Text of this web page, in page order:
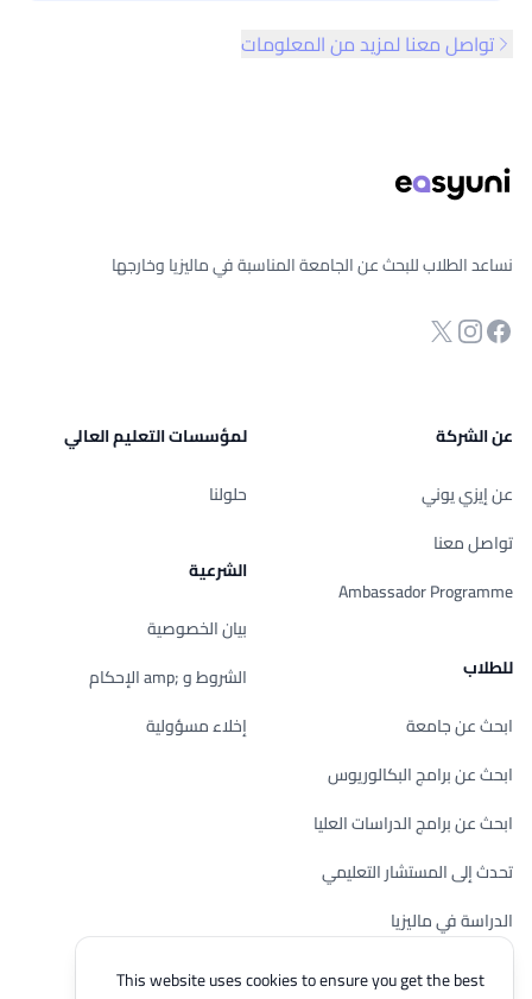
تواصل معنا لمزيد من المعلومات
This website uses cookies to ensure you get the best
نساعد الطلاب للبحث عن الجامعة المناسبة في ماليزيا وخارجها
صفحة الفيسبوك
انستجرام
Twitter
عن الشركة
عن إيزي يوني
تواصل معنا
Ambassador Programme
للطلاب
ابحث عن جامعة
ابحث عن برامج البكالوريوس
ابحث عن برامج الدراسات العليا
تحدث إلى المستشار التعليمي
الدراسة في ماليزيا
تحقق من أهليتك
لمؤسسات التعليم العالي
حلولنا
الشرعية
بيان الخصوصية
الشروط و ;amp الإحكام
إخلاء مسؤولية